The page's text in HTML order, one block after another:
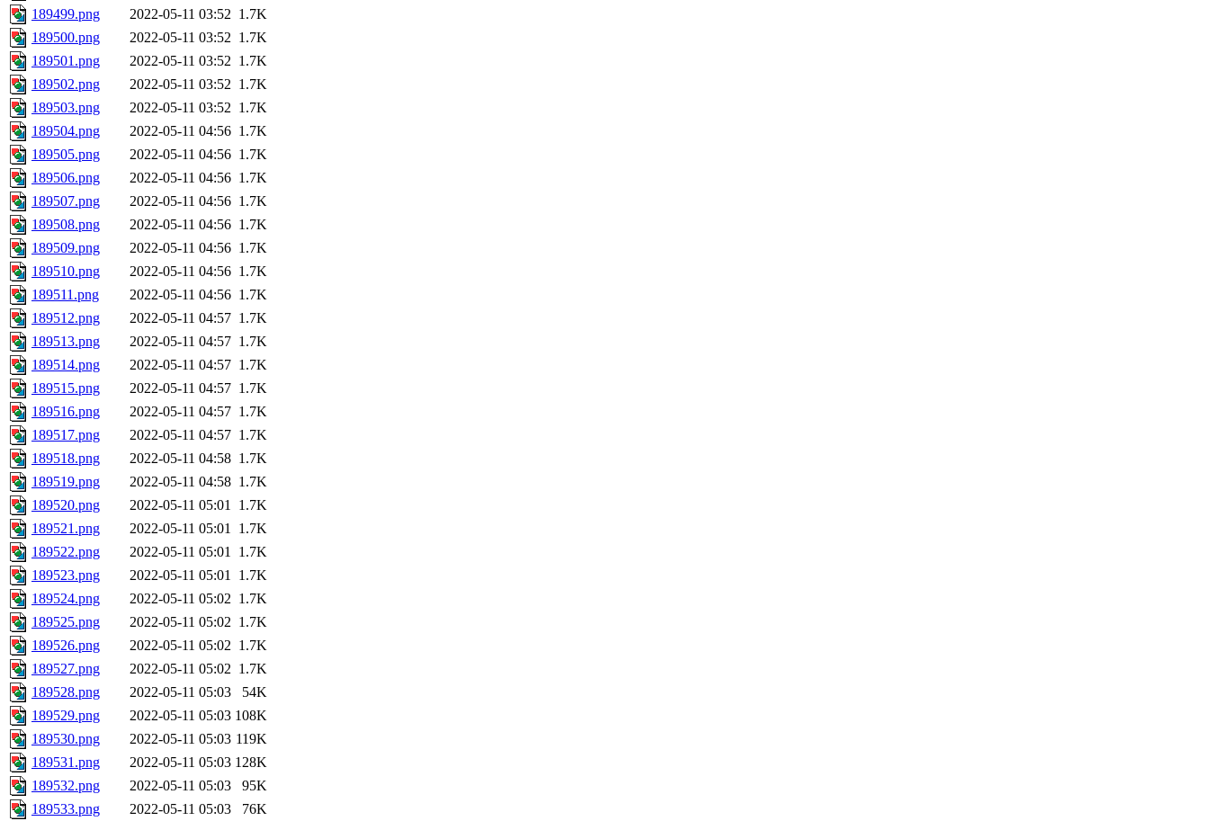
189499.png
2022-05-11 03:52 1.7K
189500.png
2022-05-11 03:52 1.7K
189501.png
2022-05-11 03:52 1.7K
189502.png
2022-05-11 03:52 1.7K
189503.png
2022-05-11 03:52 1.7K
189504.png
2022-05-11 04:56 1.7K
189505.png
2022-05-11 04:56 1.7K
189506.png
2022-05-11 04:56 1.7K
189507.png
2022-05-11 04:56 1.7K
189508.png
2022-05-11 04:56 1.7K
189509.png
2022-05-11 04:56 1.7K
189510.png
2022-05-11 04:56 1.7K
189511.png
2022-05-11 04:56 1.7K
189512.png
2022-05-11 04:57 1.7K
189513.png
2022-05-11 04:57 1.7K
189514.png
2022-05-11 04:57 1.7K
189515.png
2022-05-11 04:57 1.7K
189516.png
2022-05-11 04:57 1.7K
189517.png
2022-05-11 04:57 1.7K
189518.png
2022-05-11 04:58 1.7K
189519.png
2022-05-11 04:58 1.7K
189520.png
2022-05-11 05:01 1.7K
189521.png
2022-05-11 05:01 1.7K
189522.png
2022-05-11 05:01 1.7K
189523.png
2022-05-11 05:01 1.7K
189524.png
2022-05-11 05:02 1.7K
189525.png
2022-05-11 05:02 1.7K
189526.png
2022-05-11 05:02 1.7K
189527.png
2022-05-11 05:02 1.7K
189528.png
2022-05-11 05:03
54K
189529.png
2022-05-11 05:03 108K
189530.png
2022-05-11 05:03 119K
189531.png
2022-05-11 05:03 128K
189532.png
2022-05-11 05:03
95K
189533.png
2022-05-11 05:03
76K